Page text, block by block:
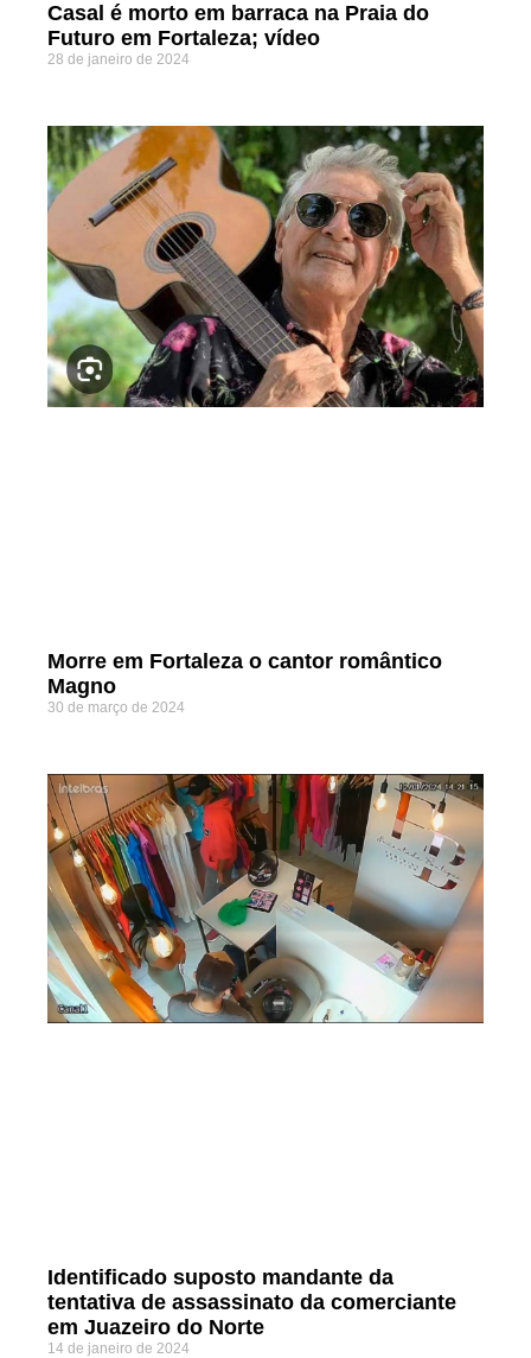
Casal é morto em barraca na Praia do
Futuro em Fortaleza; vídeo
28 de janeiro de 2024
Morre em Fortaleza o cantor romântico
Magno
30 de março de 2024
Identificado suposto mandante da
tentativa de assassinato da comerciante
em Juazeiro do Norte
14 de janeiro de 2024